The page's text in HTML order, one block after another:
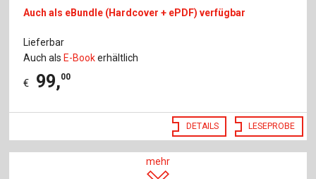
Auch als eBundle (Hardcover + ePDF) verfügbar
Lieferbar
Auch als E-Bookerhältlich
€ 99,00
DETAILS LESEPROBE
mehr